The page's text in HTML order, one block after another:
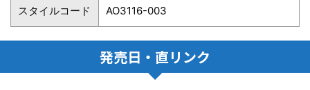
スタイルコード AO3116-003
発売日・直リンク